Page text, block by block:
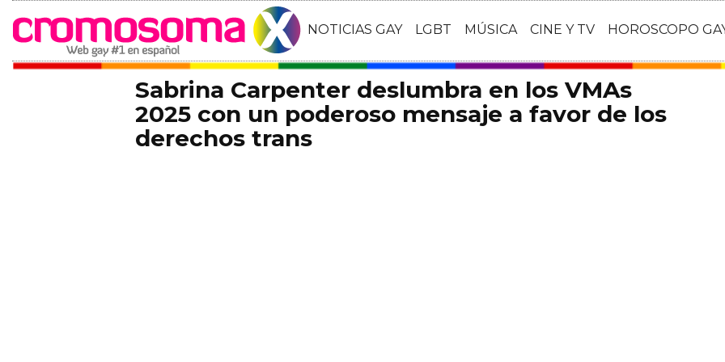
NOTICIAS GAY LGBT MÚSICA CINE Y TV HOROSCOPO
Sabrina Carpenter deslumbra en los VMAs
2025 con un poderoso mensaje a favor de los
derechos trans